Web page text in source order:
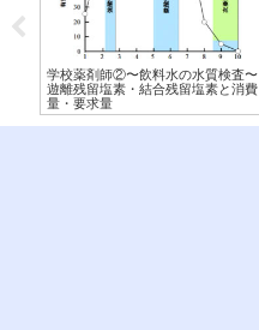
学校薬剤師②〜飲料水の水質検査〜
遊離残留塩素・結合残留塩素と消費
量・要求量